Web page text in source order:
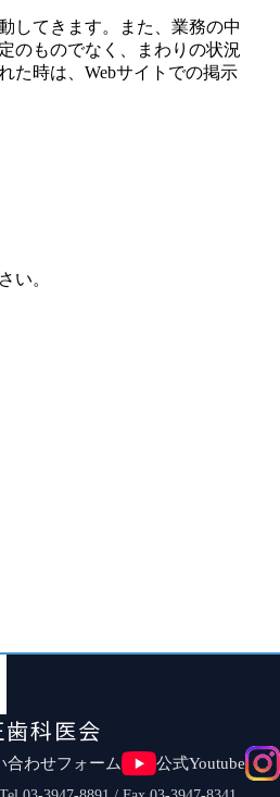
してきます。また、業務の中
のものでなく、まわりの状況
た時は、Webサイトでの掲示
い。
科医会
合わせフォーム 公式Youtube